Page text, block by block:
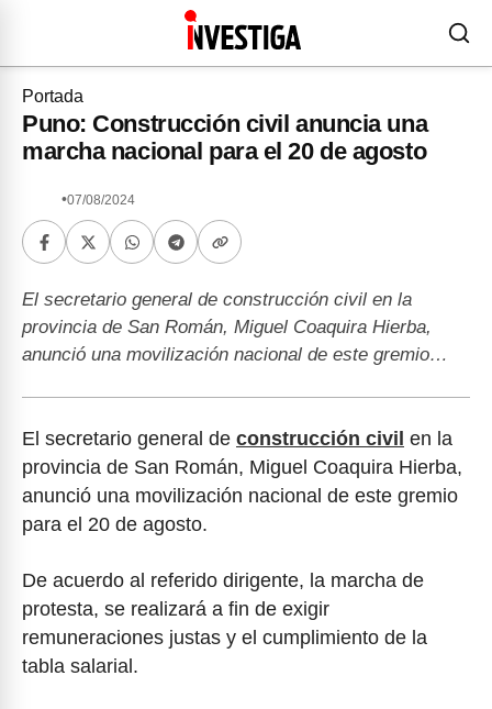
Portada
Puno: Construcción civil anuncia una
marcha nacional para el 20 de agosto
•07/08/2024
El secretario general de construcción civil en la
provincia de San Román, Miguel Coaquira Hierba,
anunció una movilización nacional de este gremio…
El secretario general de construcción civil en la
provincia de San Román, Miguel Coaquira Hierba,
anunció una movilización nacional de este gremio
para el 20 de agosto.
De acuerdo al referido dirigente, la marcha de
protesta, se realizará a fin de exigir
remuneraciones justas y el cumplimiento de la
tabla salarial.